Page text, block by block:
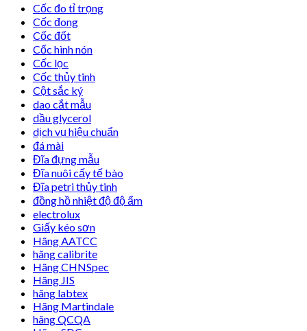
Cốc đo tỉ trọng
Cốc đong
Cốc đốt
Cốc hình nón
Cốc lọc
Cốc thủy tinh
Cột sắc ký
dao cắt mẫu
dầu glycerol
dịch vụ hiệu chuẩn
đá mài
Đĩa đựng mẫu
Đĩa nuôi cấy tế bào
Đĩa petri thủy tinh
đồng hồ nhiệt độ độ ẩm
electrolux
Giấy kéo sơn
Hãng AATCC
hãng calibrite
Hãng CHNSpec
Hãng JIS
hãng labtex
Hãng Martindale
hãng QCQA